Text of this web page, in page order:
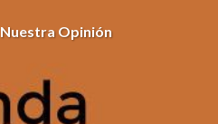
Nuestra Opinión